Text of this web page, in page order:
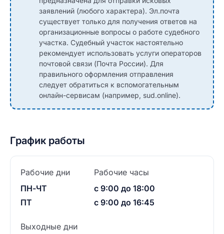
заявлений (любого характера). Эл.почта
существует только для получения ответов на
организационные вопросы о работе судебного
участка. Судебный участок настоятельно
рекомендует использовать услуги операторов
почтовой связи (Почта России). Для
правильного оформления отправления
следует обратиться к вспомогательным
онлайн-сервисам (например, sud.online).
График работы
Рабочие дни
ПН-ЧТ
ПТ
Рабочие часы
с 9:00 до 18:00
с 9:00 до 16:45
Выходные дни